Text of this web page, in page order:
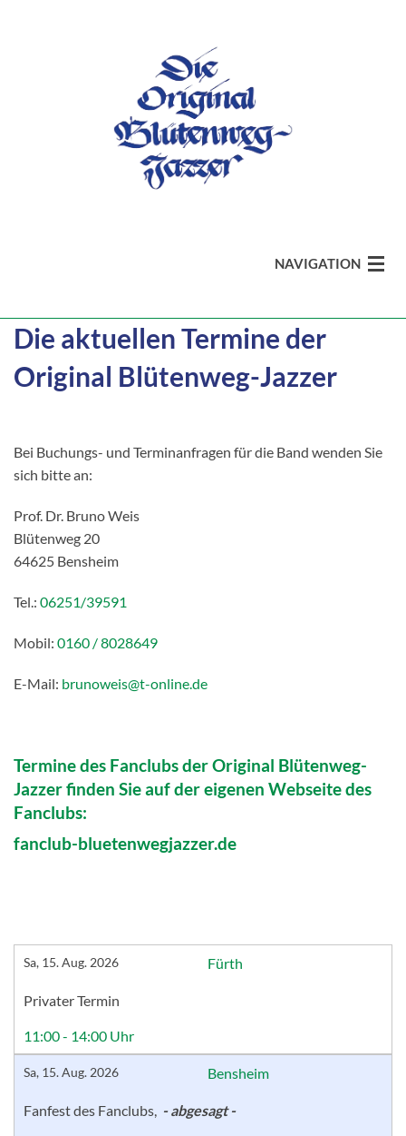
NAVIGATION
aktuell
Band
Info / Presse
Termine
Shop
Reisen
Kontakt
Gästebuch
Die aktuellen Termine der
Original Blütenweg-Jazzer
Bei Buchungs- und Terminanfragen für die Band wenden Sie
sich bitte an:
Prof. Dr. Bruno Weis
Blütenweg 20
64625 Bensheim
Tel.:06251/39591
Mobil:0160 / 8028649
E-Mail: brunoweis@t-online.de
Termine des Fanclubs der Original Blütenweg-
Jazzer finden Sie auf der eigenen Webseite des
Fanclubs:
fanclub-bluetenwegjazzer.de
Sa, 15. Aug. 2026 Fürth
Privater Termin
11:00 - 14:00 Uhr
Sa, 15. Aug. 2026 Bensheim
Fanfest des Fanclubs, - abgesagt -